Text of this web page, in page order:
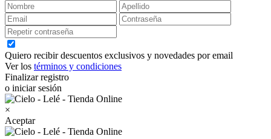
Quiero recibir descuentos exclusivos y novedades por email
Ver los términos y condiciones
Finalizar registro
o iniciar sesión
×
Aceptar